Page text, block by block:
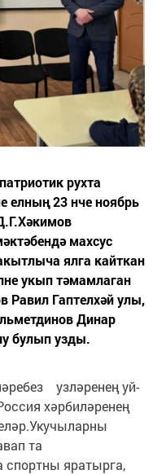
рухта
елның 23 нче ноябрь
махсус
ялга кайткан
укып тәмамлаган
Равил Гаптелхәй улы,
Динар
булып узды.
узләренең уй-
хәрбиләренең
та
спортны яратырга,